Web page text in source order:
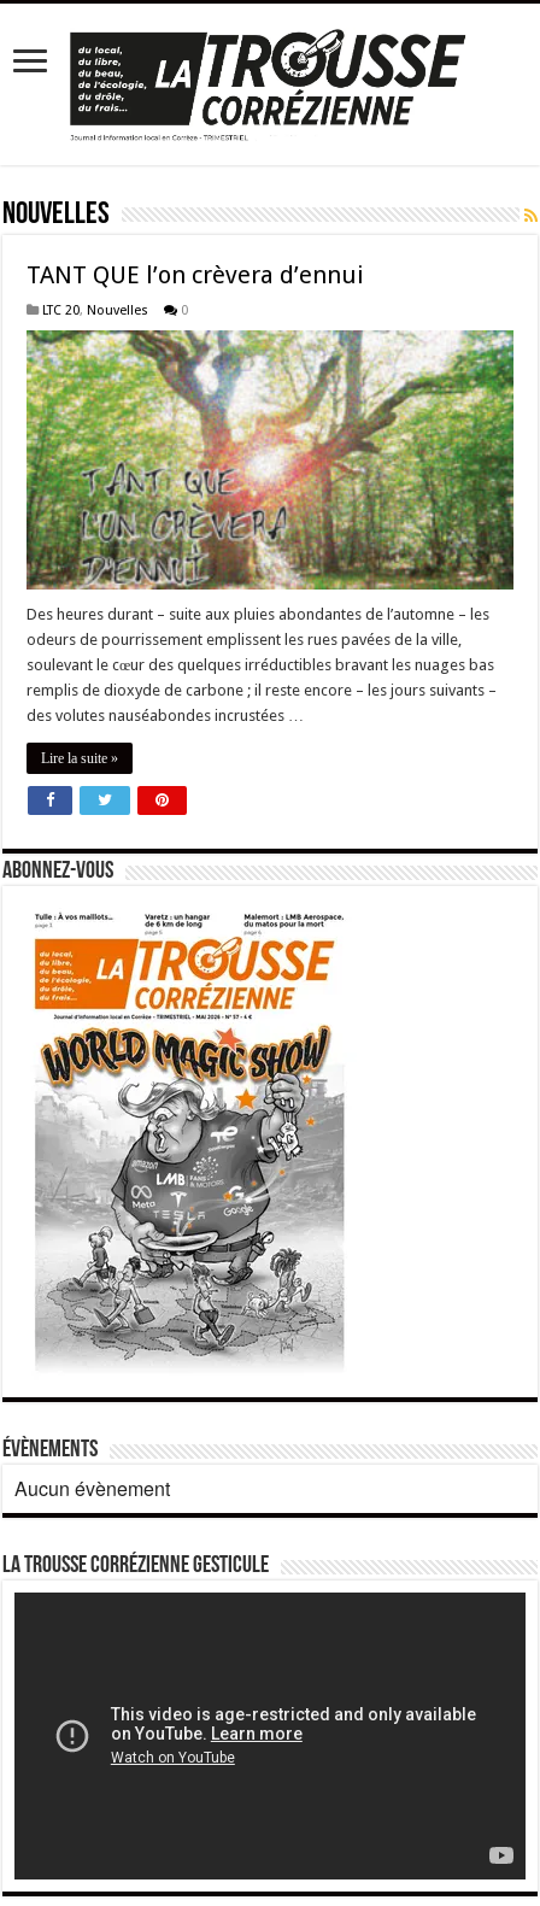
Nouvelles
TANT QUE l’on crèvera d’ennui
LTC 20,Nouvelles 0
Des heures durant – suite aux pluies abondantes de l’automne – les
odeurs de pourrissement emplissent les rues pavées de la ville,
soulevant le cœur des quelques irréductibles bravant les nuages bas
remplis de dioxyde de carbone ; il reste encore – les jours suivants –
des volutes nauséabondes incrustées …
Lire la suite »
Abonnez-vous
Évènements
Aucun évènement
La Trousse corrézienne gesticule